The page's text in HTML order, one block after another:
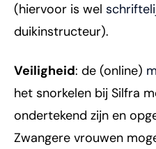
(hiervoor is wel
duikinstructeur).
Veiligheid: de (online)
het snorkelen bij Silfra
ondertekend zijn en
Zwangere vrouwen